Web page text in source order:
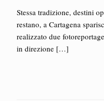
Stessa tradizione, destini
restano, a Cartagena
realizzato due
in direzione […]